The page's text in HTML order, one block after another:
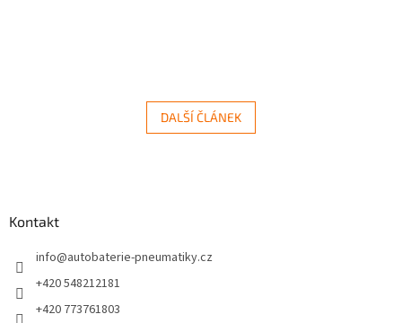
DALŠÍ ČLÁNEK
pKontakt
info@autobaterie-pneumatiky.cz
+420 548212181
+420 773761803